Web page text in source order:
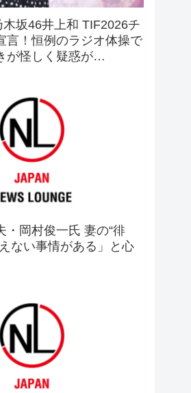
木坂46井上和 TIF2026チ
言！恒例のラジオ体操で
が怪しく疑惑が…
・岡村俊一氏 妻の“徘
ない事情がある」と心